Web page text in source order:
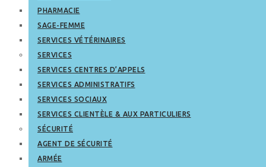
PHARMACIE
SAGE-FEMME
SERVICES VÉTÉRINAIRES
SERVICES
SERVICES CENTRES D’APPELS
SERVICES ADMINISTRATIFS
SERVICES SOCIAUX
SERVICES CLIENTÈLE & AUX PARTICULIERS
SÉCURITÉ
AGENT DE SÉCURITÉ
ARMÉE